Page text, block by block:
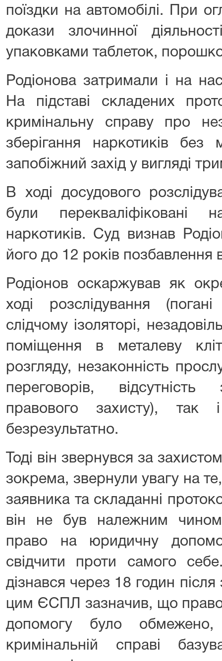
поїздки на автомобілі. При
докази злочинної
упаковками таблеток,
Родіонова затримали і на
На підставі складених
кримінальну справу про
зберігання наркотиків
запобіжний захід у вигляді
В ході досудового
були перекваліфіковані
наркотиків. Суд визнав
його до 12 років позбавлення
Родіонов оскаржував як
ході розслідування
слідчому ізоляторі,
поміщення в металеву
розгляду, незаконність
переговорів, відсутність
правового захисту),
безрезультатно.
Тоді він звернувся за
зокрема, звернули увагу на
заявника та складанні
він не був належним
право на юридичну
свідчити проти самого
дізнався через 18 годин
цим ЄСПЛ зазначив, що
допомогу було
кримінальній справі